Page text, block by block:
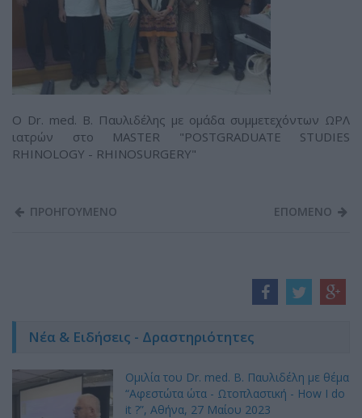
Ο Dr. med. Β. Παυλιδέλης με ομάδα συμμετεχόντων ΩΡΛ
ιατρών στο MASTER "POSTGRADUATE STUDIES
RHINOLOGY - RHINOSURGERY"
ΠΡΟΗΓΟΥΜΕΝΟ ΕΠΟΜΕΝΟ
Νέα & Ειδήσεις - Δραστηριότητες
Ομιλία του Dr. med. B. Παυλιδέλη με θέμα
“Αφεστώτα ώτα - Ωτοπλαστική - How I do
it ?”, Αθήνα, 27 Mαίου 2023